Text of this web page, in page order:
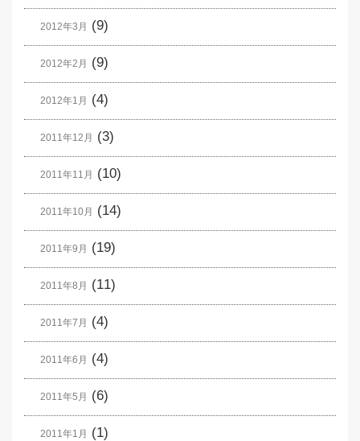
2012年3月 (9)
2012年2月 (9)
2012年1月 (4)
2011年12月 (3)
2011年11月 (10)
2011年10月 (14)
2011年9月 (19)
2011年8月 (11)
2011年7月 (4)
2011年6月 (4)
2011年5月 (6)
2011年1月 (1)